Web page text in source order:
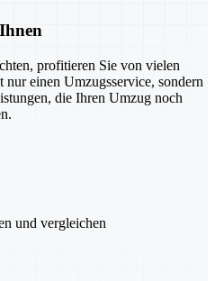
profitieren Sie von vielen
einen Umzugsservice, sondern
die Ihren Umzug noch
und vergleichen